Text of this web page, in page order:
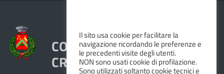
COMUNE DI VEZZANO SUL
CROSTOLO
Il sito usa cookie per facilitare la
navigazione ricordando le preferenze e
le precedenti visite degli utenti.
NON sono usati cookie di profilazione.
Sono utilizzati soltanto cookie tecnici e